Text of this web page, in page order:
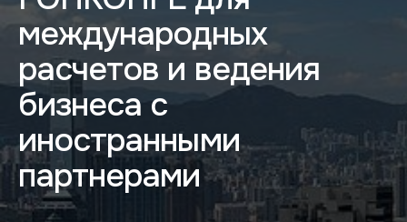
международных
расчетов и ведения
бизнеса с
иностранными
партнерами